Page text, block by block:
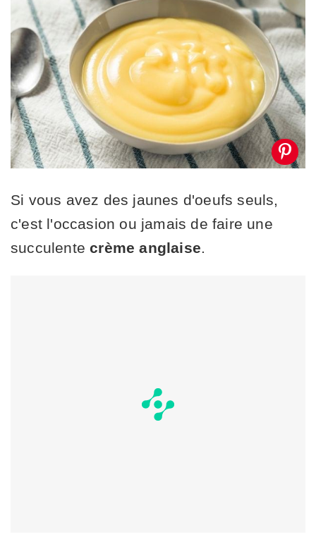
Si vous avez des jaunes d'oeufs seuls,
c'est l'occasion ou jamais de faire une
succulentecrème anglaise.